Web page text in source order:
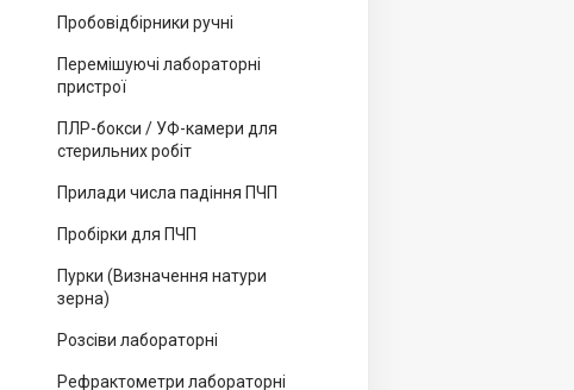
Пробовідбірники ручні
Перемішуючі лабораторні
пристрої
ПЛР-бокси / УФ-камери для
стерильних робіт
Прилади числа падіння ПЧП
Пробірки для ПЧП
Пурки (Визначення натури
зерна)
Розсіви лабораторні
Рефрактометри лабораторні